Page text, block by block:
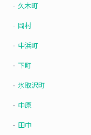
久木町
岡村
中浜町
下町
氷取沢町
中原
田中